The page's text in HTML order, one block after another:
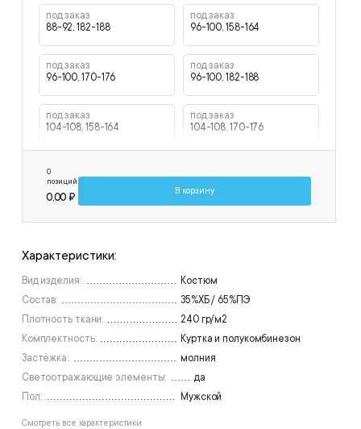
под заказ
88-92, 182-188
под заказ
96-100, 158-164
под заказ
96-100, 170-176
под заказ
96-100, 182-188
под заказ
104-108, 158-164
под заказ
104-108, 170-176
104-108, 182-188
104-108, 194-200
под заказ
112-116, 182-188
112-116, 194-200
под заказ
под заказ
120-124, 170-176
под заказ
120-124, 182-188
под заказ
120-127, 194-200
0
позиций
0,00 ₽
В корзину
Характеристики:
Вид изделия:
Костюм
Состав:
35%ХБ / 65%ПЭ
Плотность ткани:
240 гр/м2
Комплектность:
Куртка и полукомбинезон
Застёжка:
молния
Светоотражающие элементы:
да
Пол:
Мужской
Смотреть все характеристики